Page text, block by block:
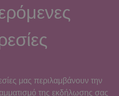
μας περιλαμβάνουν την
της εκδήλωσης σας